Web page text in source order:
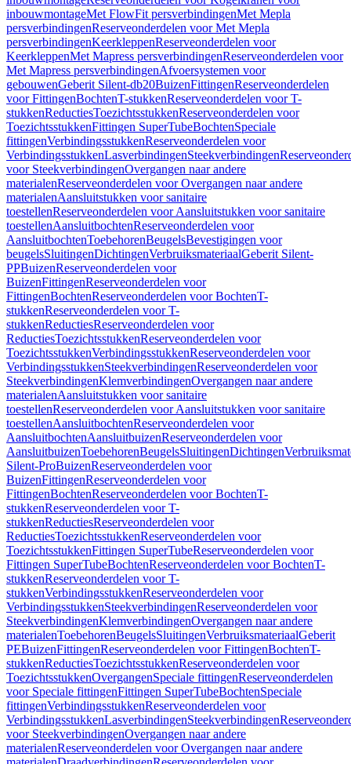
inbouwmontageMet FlowFit persverbindingenMet Mepla
persverbindingenReserveonderdelen voor Met Mepla
persverbindingenKeerkleppenReserveonderdelen voor
KeerkleppenMet Mapress persverbindingenReserveonderdelen voor
Met Mapress persverbindingenAfvoersystemen voor
gebouwenGeberit Silent-db20BuizenFittingenReserveonderdelen
voor FittingenBochtenT-stukkenReserveonderdelen voor T-
stukkenReductiesToezichtsstukkenReserveonderdelen voor
ToezichtsstukkenFittingen SuperTubeBochtenSpeciale
fittingenVerbindingsstukkenReserveonderdelen voor
VerbindingsstukkenLasverbindingenSteekverbindingen
voor SteekverbindingenOvergangen naar andere
materialenReserveonderdelen voor Overgangen naar andere
materialenAansluitstukken voor sanitaire
toestellenReserveonderdelen voor Aansluitstukken voor sanitaire
toestellenAansluitbochtenReserveonderdelen voor
AansluitbochtenToebehorenBeugelsBevestigingen voor
beugelsSluitingenDichtingenVerbruiksmateriaalGeberit Silent-
PPBuizenReserveonderdelen voor
BuizenFittingenReserveonderdelen voor
FittingenBochtenReserveonderdelen voor BochtenT-
stukkenReserveonderdelen voor T-
stukkenReductiesReserveonderdelen voor
ReductiesToezichtsstukkenReserveonderdelen voor
ToezichtsstukkenVerbindingsstukkenReserveonderdelen voor
VerbindingsstukkenSteekverbindingenReserveonderdelen voor
SteekverbindingenKlemverbindingenOvergangen naar andere
materialenAansluitstukken voor sanitaire
toestellenReserveonderdelen voor Aansluitstukken voor sanitaire
toestellenAansluitbochtenReserveonderdelen voor
AansluitbochtenAansluitbuizenReserveonderdelen voor
AansluitbuizenToebehorenBeugelsSluitingenDichtingen
Silent-ProBuizenReserveonderdelen voor
BuizenFittingenReserveonderdelen voor
FittingenBochtenReserveonderdelen voor BochtenT-
stukkenReserveonderdelen voor T-
stukkenReductiesReserveonderdelen voor
ReductiesToezichtsstukkenReserveonderdelen voor
ToezichtsstukkenFittingen SuperTubeReserveonderdelen voor
Fittingen SuperTubeBochtenReserveonderdelen voor BochtenT-
stukkenReserveonderdelen voor T-
stukkenVerbindingsstukkenReserveonderdelen voor
VerbindingsstukkenSteekverbindingenReserveonderdelen voor
SteekverbindingenKlemverbindingenOvergangen naar andere
materialenToebehorenBeugelsSluitingenVerbruiksmateriaalGeberit
PEBuizenFittingenReserveonderdelen voor FittingenBochtenT-
stukkenReductiesToezichtsstukkenReserveonderdelen voor
ToezichtsstukkenOvergangenSpeciale fittingenReserveonderdelen
voor Speciale fittingenFittingen SuperTubeBochtenSpeciale
fittingenVerbindingsstukkenReserveonderdelen voor
VerbindingsstukkenLasverbindingenSteekverbindingen
voor SteekverbindingenOvergangen naar andere
materialenReserveonderdelen voor Overgangen naar andere